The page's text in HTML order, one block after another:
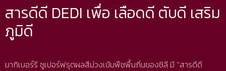
สารดีดี DEDI เพื่อ เลือดดี ตับดี เสริม
ภูมิดี
มากิเบอร์รี ซูเปอร์ฟรุตผลสีม่วงเข้มพืชพื้นถิ่นของชิลี มี “สารดีดี